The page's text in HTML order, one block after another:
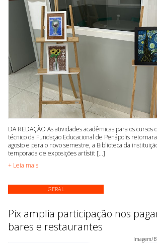
DA REDAÇÃO As atividades acadêmicas para os cursos
técnico da Fundação Educacional de Penápolis
agosto e para o novo semestre, a Biblioteca da
temporada de exposições artístit [...]
+ Leia mais
GERAL
Pix amplia participação nos
bares e restaurantes
Imagem/